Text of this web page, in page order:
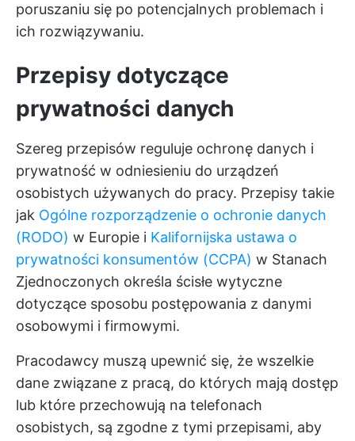
poruszaniu się po potencjalnych problemach i
ich rozwiązywaniu.
Przepisy dotyczące
prywatności danych
Szereg przepisów reguluje ochronę danych i
prywatność w odniesieniu do urządzeń
osobistych używanych do pracy. Przepisy takie
jak Ogólne rozporządzenie o ochronie danych
(RODO) w Europie i Kalifornijska ustawa o
prywatności konsumentów (CCPA) w Stanach
Zjednoczonych określa ścisłe wytyczne
dotyczące sposobu postępowania z danymi
osobowymi i firmowymi.
Pracodawcy muszą upewnić się, że wszelkie
dane związane z pracą, do których mają dostęp
lub które przechowują na telefonach
osobistych, są zgodne z tymi przepisami, aby